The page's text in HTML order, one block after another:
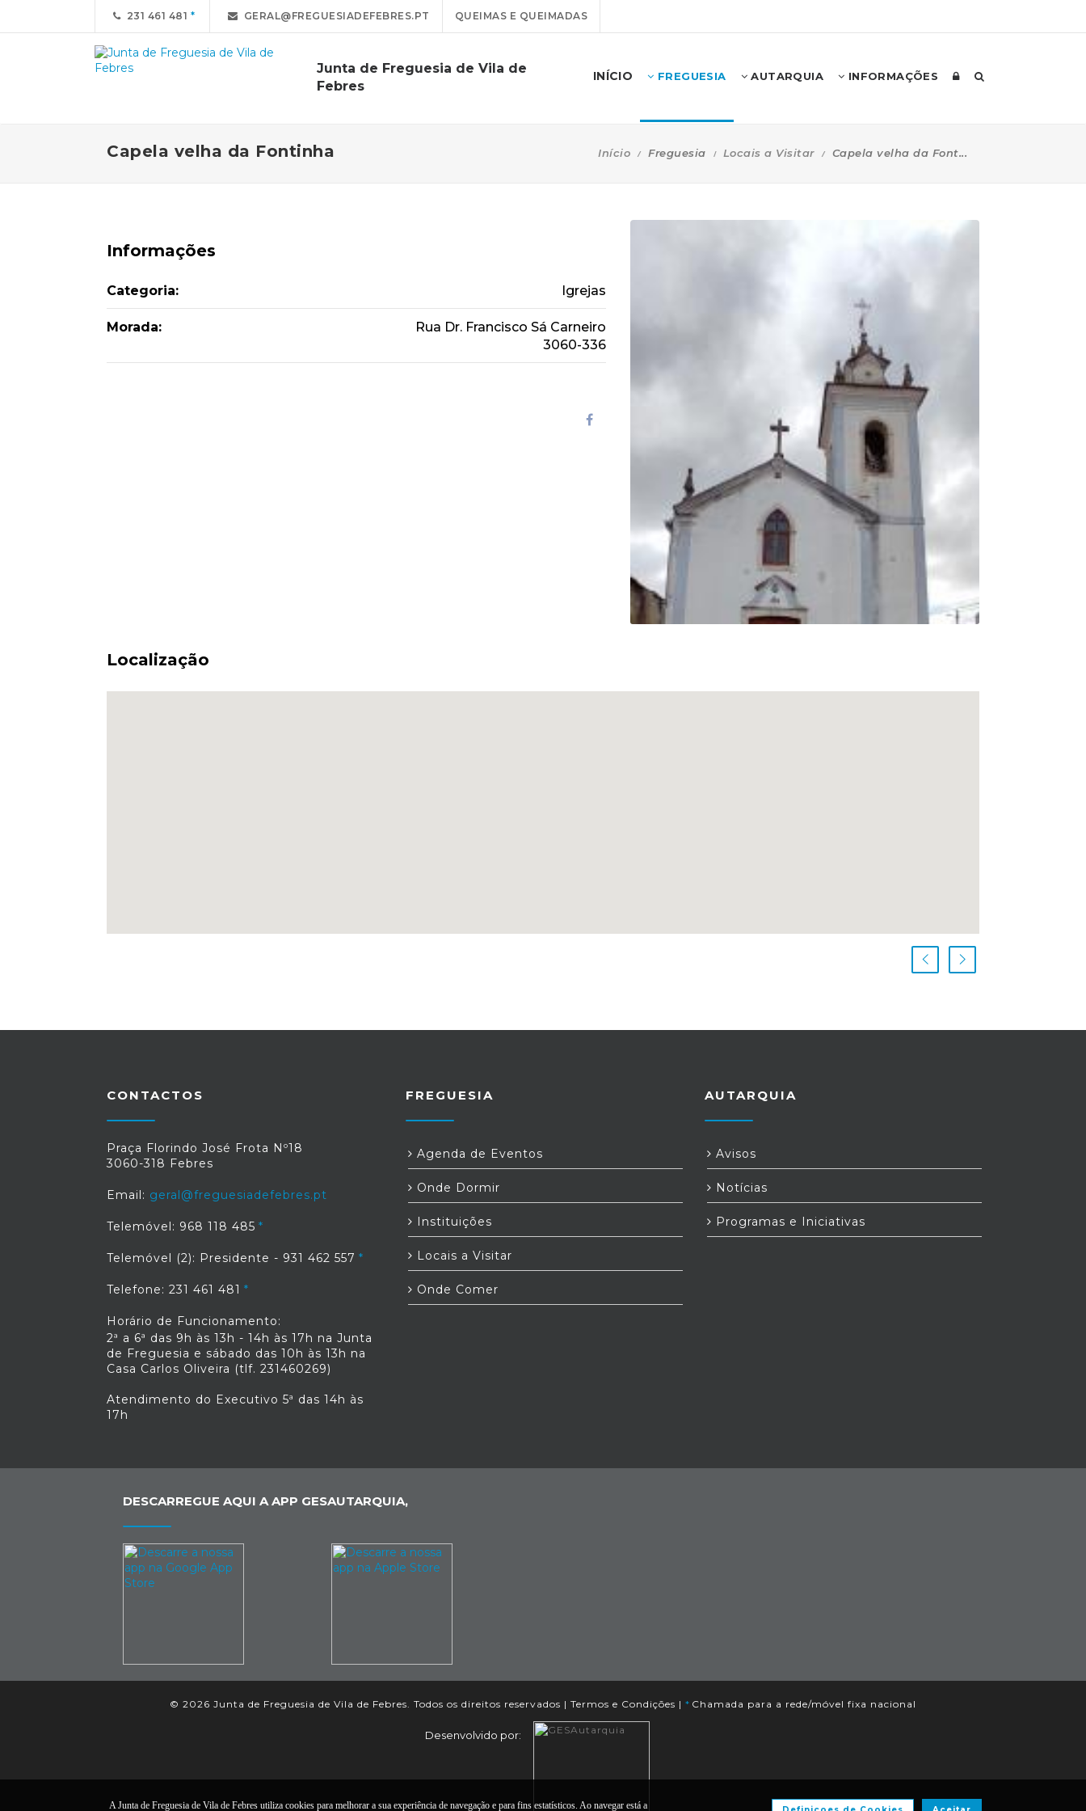
231 461 481 GERAL@FREGUESIADEFEBRES.PT QUEIMAS E QUEIMADAS
Junta de Freguesia de Vila de
Febres
INÍCIO FREGUESIA AUTARQUIA INFORMAÇÕES
Capela velha da Fontinha Início Freguesia Locais a Visitar Capela velha da Font...
Informações
Categoria: Igrejas
Morada:
Rua Dr. Francisco Sá Carneiro
3060-336
Localização
CONTACTOS
Praça Florindo José Frota Nº18
3060-318 Febres
Email: geral@freguesiadefebres.pt
Telemóvel: 968 118 485
Telemóvel (2): Presidente - 931 462 557
Telefone: 231 461 481
Horário de Funcionamento:
2ª a 6ª das 9h às 13h - 14h às 17h na Junta
de Freguesia e sábado das 10h às 13h na
Casa Carlos Oliveira (tlf. 231460269)
Atendimento do Executivo 5ª das 14h às
17h
FREGUESIA
Agenda de Eventos
Onde Dormir
Instituições
Locais a Visitar
Onde Comer
AUTARQUIA
Avisos
Notícias
Programas e Iniciativas
DESCARREGUE AQUI A APP GESAUTARQUIA,
© 2026 Junta de Freguesia de Vila de Febres. Todos os direitos reservados | Termos e Condições | * Chamada para a rede/móvel fixa nacional
Desenvolvido por:
A Junta de Freguesia de Vila de Febres utiliza cookies para melhorar a sua experiência de navegação e para fins estatísticos. Ao navegar está a